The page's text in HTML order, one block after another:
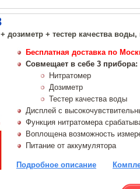
дозиметр + тестер качества воды,
Бесплатная доставка по
Совмещает в себе 3 прибора:
Нитратомер
Дозиметр
Тестер качества воды
Дисплей с
Функция нитратомера
Воплощена возможность
Питание от аккумулятора
Подробное описание